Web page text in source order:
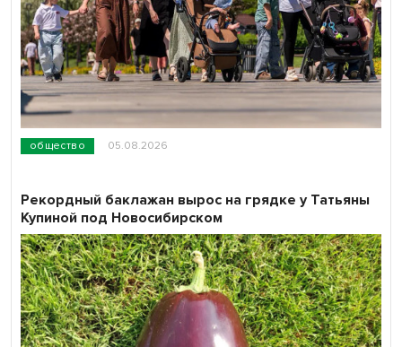
общество 05.08.2026
Рекордный баклажан вырос на грядке у Татьяны
Купиной под Новосибирском